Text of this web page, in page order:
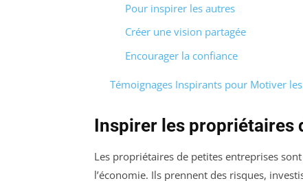
Pour inspirer les autres
Créer une vision partagée
Encourager la confiance
Témoignages Inspirants pour Motiver
Inspirer les propriétaires
Les propriétaires de petites entreprises
l’économie. Ils prennent des risques,